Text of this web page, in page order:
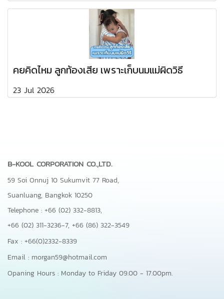
คยคิดไหม ลูกท้องเสีย เพราะเก็บนมแม่ผิดวิธี
23 Jul 2026
B-KOOL CORPORATION CO.,LTD.
59 Soi Onnuj 10 Sukumvit 77 Road,
Suanluang, Bangkok 10250
Telephone : +66 (02) 332-8813,
+66 (02) 311-3236-7, +66 (86) 322-3549
Fax : +66(0)2332-8339
Email : morgan59@hotmail.com
Opaning Hours : Monday to Friday 09.00 - 17.00pm.